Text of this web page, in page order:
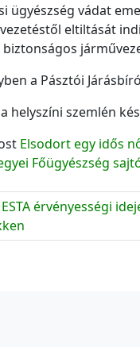
ügyészség vádat
eltiltását
a Pásztói
helyszíni szemlén
Elsodort egy idős
Főügyészség
érvényességi